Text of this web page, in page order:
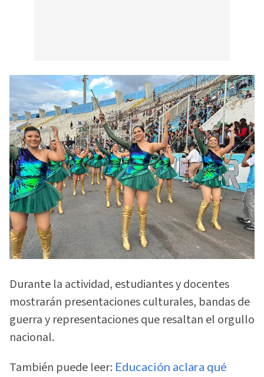
Durante la actividad, estudiantes y docentes
mostrarán presentaciones culturales, bandas de
guerra y representaciones que resaltan el orgullo
nacional.
También puede leer: Educación aclara qué